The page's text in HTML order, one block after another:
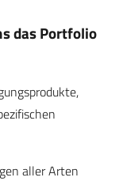
das Portfolio
aller Arten